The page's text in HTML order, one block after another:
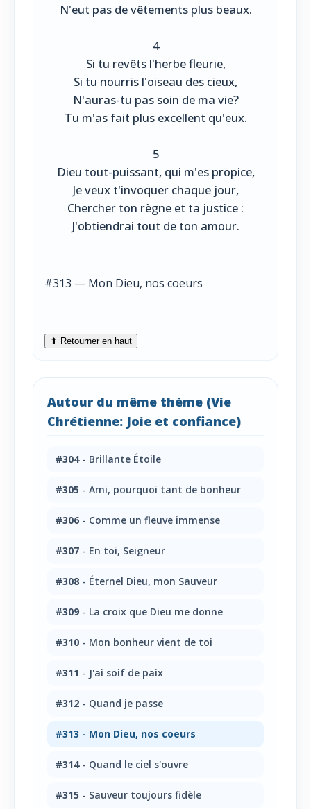
N'eut pas de vêtements plus beaux.
4
Si tu revêts l'herbe fleurie,
Si tu nourris l'oiseau des cieux,
N'auras-tu pas soin de ma vie?
Tu m'as fait plus excellent qu'eux.
5
Dieu tout-puissant, qui m'es propice,
Je veux t'invoquer chaque jour,
Chercher ton règne et ta justice :
J'obtiendrai tout de ton amour.
#313 — Mon Dieu, nos coeurs
⬆ Retourner en haut
Autour du même thème (Vie
Chrétienne: Joie et confiance)
#304- Brillante Étoile
#305 - Ami, pourquoi tant de bonheur
#306 - Comme un fleuve immense
#307 - En toi, Seigneur
#308 - Éternel Dieu, mon Sauveur
#309 - La croix que Dieu me donne
#310 - Mon bonheur vient de toi
#311 - J'ai soif de paix
#312 - Quand je passe
#313 - Mon Dieu, nos coeurs
#314- Quand le ciel s'ouvre
#315 - Sauveur toujours fidèle